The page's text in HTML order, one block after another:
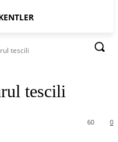
tescili
tescili
0
60